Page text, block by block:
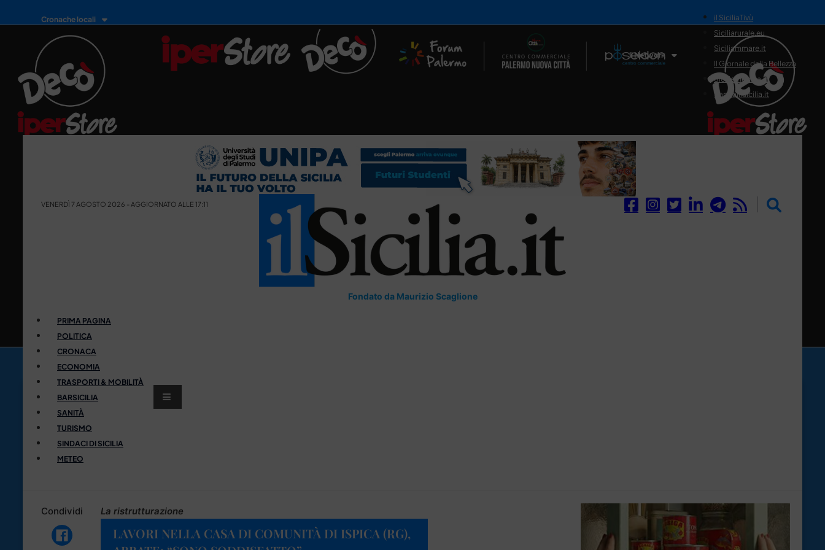
Cronache locali
Il Network
il SiciliaTivù
Siciliarurale.eu
Siciliammare.it
Il Giornale della Bellezza
Siciliamedica.it
Sanitainsicilia.it
VENERDÌ 7 AGOSTO 2026 - AGGIORNATO ALLE 17:11
Fondato da Maurizio Scaglione
PRIMA PAGINA
POLITICA
CRONACA
ECONOMIA
TRASPORTI & MOBILITÀ
BARSICILIA
SANITÀ
TURISMO
SINDACI DI SICILIA
METEO
Condividi La ristrutturazione
LAVORI NELLA CASA DI COMUNITÀ DI ISPICA (RG),